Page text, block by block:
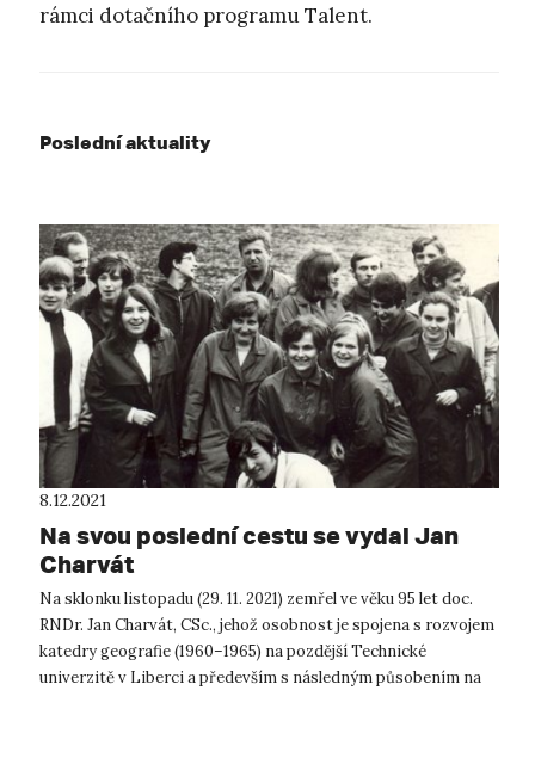
rámci dotačního programu Talent.
Poslední aktuality
8.12.2021
Na svou poslední cestu se vydal Jan
Charvát
Na sklonku listopadu (29. 11. 2021) zemřel ve věku 95 let doc.
RNDr. Jan Charvát, CSc., jehož osobnost je spojena s rozvojem
katedry geografie (1960–1965) na pozdější Technické
univerzitě v Liberci a především s následným působením na